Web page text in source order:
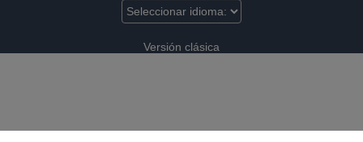
Versión clásica